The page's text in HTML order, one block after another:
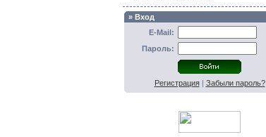
» Вход
E-Mail:
Пароль:
Регистрация| Забыли пароль?